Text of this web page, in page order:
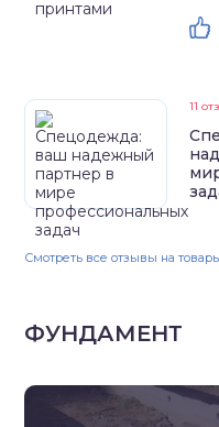
11
Смотреть все отзывы на
ФУНДАМЕНТ